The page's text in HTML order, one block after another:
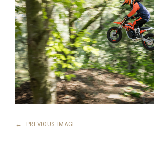
← PREVIOUS IMAGE